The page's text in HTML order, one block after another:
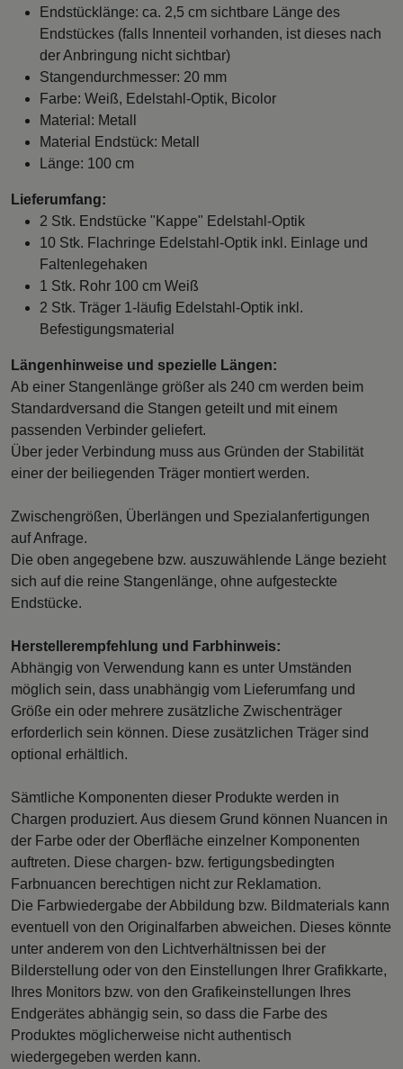
Endstücklänge: ca. 2,5 cm sichtbare Länge des
Endstückes (falls Innenteil vorhanden, ist dieses nach
der Anbringung nicht sichtbar)
Stangendurchmesser: 20 mm
Farbe: Weiß, Edelstahl-Optik, Bicolor
Material: Metall
Material Endstück: Metall
Länge: 100 cm
Lieferumfang:
2 Stk. Endstücke "Kappe" Edelstahl-Optik
10 Stk. Flachringe Edelstahl-Optik inkl. Einlage und
Faltenlegehaken
1 Stk. Rohr 100 cm Weiß
2 Stk. Träger 1-läufig Edelstahl-Optik inkl.
Befestigungsmaterial
Längenhinweise und spezielle Längen:
Ab einer Stangenlänge größer als 240 cm werden beim
Standardversand die Stangen geteilt und mit einem
passenden Verbinder geliefert.
Über jeder Verbindung muss aus Gründen der Stabilität
einer der beiliegenden Träger montiert werden.
Zwischengrößen, Überlängen und Spezialanfertigungen
auf Anfrage.
Die oben angegebene bzw. auszuwählende Länge bezieht
sich auf die reine Stangenlänge, ohne aufgesteckte
Endstücke.
Herstellerempfehlung und Farbhinweis:
Abhängig von Verwendung kann es unter Umständen
möglich sein, dass unabhängig vom Lieferumfang und
Größe ein oder mehrere zusätzliche Zwischenträger
erforderlich sein können. Diese zusätzlichen Träger sind
optional erhältlich.
Sämtliche Komponenten dieser Produkte werden in
Chargen produziert. Aus diesem Grund können Nuancen in
der Farbe oder der Oberfläche einzelner Komponenten
auftreten. Diese chargen- bzw. fertigungsbedingten
Farbnuancen berechtigen nicht zur Reklamation.
Die Farbwiedergabe der Abbildung bzw. Bildmaterials kann
eventuell von den Originalfarben abweichen. Dieses könnte
unter anderem von den Lichtverhältnissen bei der
Bilderstellung oder von den Einstellungen Ihrer Grafikkarte,
Ihres Monitors bzw. von den Grafikeinstellungen Ihres
Endgerätes abhängig sein, so dass die Farbe des
Produktes möglicherweise nicht authentisch
wiedergegeben werden kann.